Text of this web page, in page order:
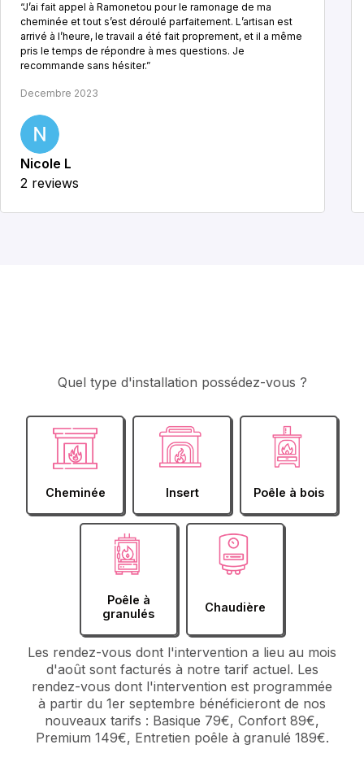
“J’ai fait appel à Ramonetou pour le ramonage de ma
cheminée et tout s’est déroulé parfaitement. L’artisan est
arrivé à l’heure, le travail a été fait proprement, et il a même
pris le temps de répondre à mes questions. Je
recommande sans hésiter.”
Decembre 2023
Nicole L
2 reviews